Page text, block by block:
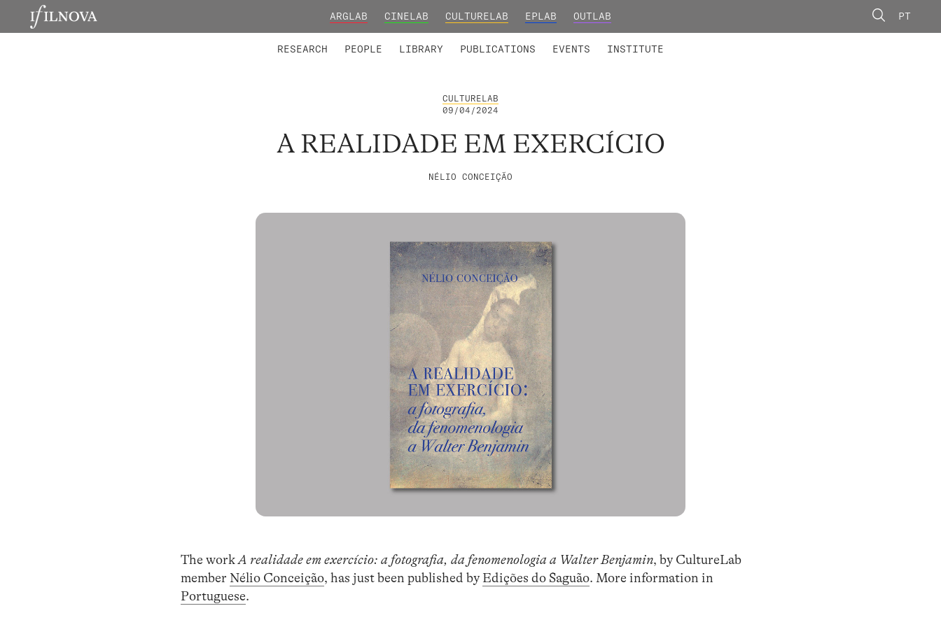
ARGLAB CINELAB CULTURELAB EPLAB OUTLAB PT
RESEARCH PEOPLE LIBRARY PUBLICATIONS EVENTS INSTITUTE
CULTURELAB
09/04/2024
A REALIDADE EM EXERCÍCIO
NÉLIO CONCEIÇÃO
The workA realidade em exercício: a fotografia, da fenomenologia a Walter Benjamin, by CultureLab
member Nélio Conceição, has just been published by Edições do Saguão. More information in
Portuguese.